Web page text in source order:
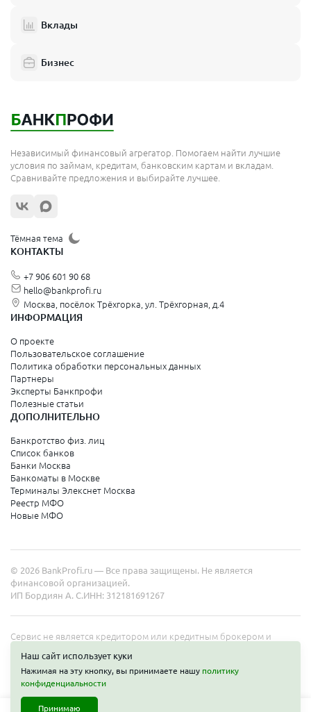
Реутов
Подольск
Королёв
Сергиев Посад
Орехово-Зуево
Щёлково
Видное
Зеленоград
Санкт-Петербург и Ленинградская область
Колпино
Санкт-Петербург
Краснодарский край
Армавир
Сочи
Анапа
Ейск
Свердловская область
Вклады
Бизнес
Независимый финансовый агрегатор. Помогаем найти лучшие
условия по займам, кредитам, банковским картам и вкладам.
Сравнивайте предложения и выбирайте лучшее.
Тёмная тема
КОНТАКТЫ
+7 906 601 90 68
hello@bankprofi.ru
Москва, посёлок Трёхгорка, ул. Трёхгорная, д.4
ИНФОРМАЦИЯ
О проекте
Пользовательское соглашение
Политика обработки персональных данных
Партнеры
Эксперты Банкпрофи
Полезные статьи
ДОПОЛНИТЕЛЬНО
Банкротство физ. лиц
Список банков
Банки Москва
Банкоматы в Москве
Терминалы Элекснет Москва
Реестр МФО
Новые МФО
© 2026 BankProfi.ru — Все права защищены. Не является
финансовой организацией.
ИП Бордиян А. С.ИНН: 312181691267
Сервис не является кредитором или кредитным брокером и
на сайте не является публичной офертой. Полные условия услуг
уточняйте на сайте организаций.
Наш сайт использует куки
Нажимая на эту кнопку, вы принимаете нашу политику
конфиденциальности
Принимаю